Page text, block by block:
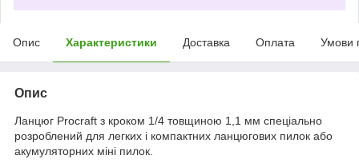
Опис Характеристики Доставка Оплата Умови
Опис
Ланцюг Procraft з кроком 1/4 товщиною 1,1 мм спеціально
розроблений для легких і компактних ланцюгових пилок або
акумуляторних міні пилок.